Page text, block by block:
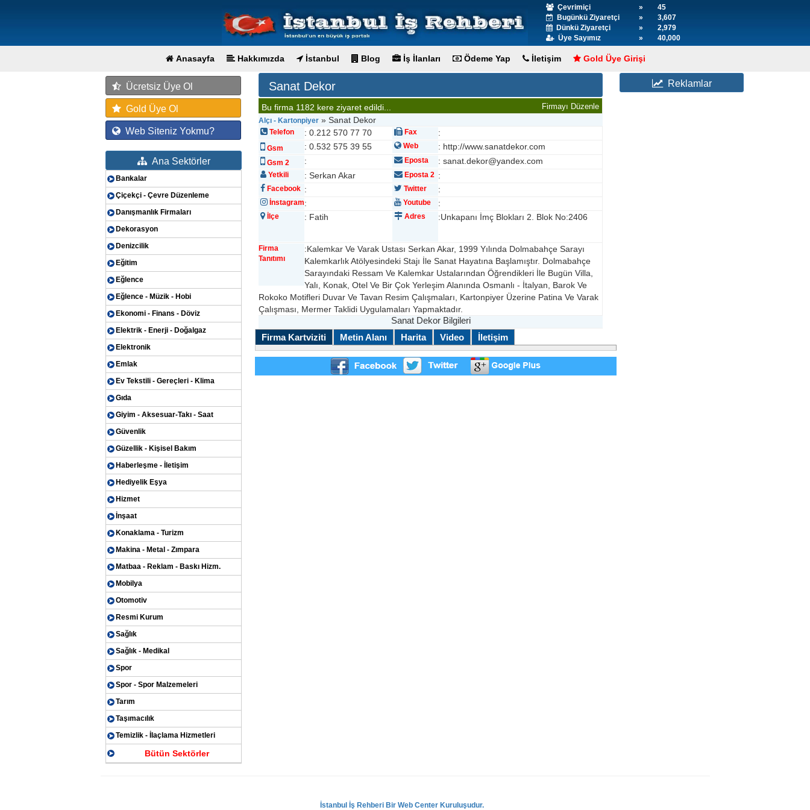
Çevrimiçi »
45
Bugünkü Ziyaretçi
»
3,607
Dünkü Ziyaretçi
»
2,979
Üye Sayımız
» 40,000
Anasayfa Hakkımızda İstanbul Blog İş İlanları Ödeme Yap İletişim Gold Üye Girişi
Ücretsiz Üye Ol
Gold Üye Ol
Web Siteniz Yokmu?
Ana Sektörler
Bankalar
Çiçekçi - Çevre Düzenleme
Danışmanlık Firmaları
Dekorasyon
Denizcilik
Eğitim
Eğlence
Eğlence - Müzik - Hobi
Ekonomi - Finans - Döviz
Elektrik - Enerji - Doğalgaz
Elektronik
Emlak
Ev Tekstili - Gereçleri - Klima
Gıda
Giyim - Aksesuar-Takı - Saat
Güvenlik
Güzellik - Kişisel Bakım
Haberleşme - İletişim
Hediyelik Eşya
Hizmet
İnşaat
Konaklama - Turizm
Makina - Metal - Zımpara
Matbaa - Reklam - Baskı Hizm.
Mobilya
Otomotiv
Resmi Kurum
Sağlık
Sağlık - Medikal
Spor
Spor - Spor Malzemeleri
Tarım
Taşımacılık
Temizlik - İlaçlama Hizmetleri
Bütün Sektörler
Sanat Dekor
Bu firma 1182 kere ziyaret edildi... Firmayı Düzenle
Alçı - Kartonpiyer » Sanat Dekor
Telefon : 0.212 570 77 70 Fax :
Gsm : 0.532 575 39 55 Web : http://www.sanatdekor.com
Gsm 2 : Eposta : sanat.dekor@yandex.com
Yetkili : Serkan Akar Eposta 2 :
Facebook : Twitter :
İnstagram: Youtube :
İlçe : Fatih Adres :Unkapanı İmç Blokları 2. Blok No:2406
Firma
Tanıtımı
:Kalemkar Ve Varak Ustası Serkan Akar, 1999 Yılında Dolmabahçe Sarayı
Kalemkarlık Atölyesindeki Stajı İle Sanat Hayatına Başlamıştır. Dolmabahçe
Sarayındaki Ressam Ve Kalemkar Ustalarından Öğrendikleri İle Bugün Villa,
Yalı, Konak, Otel Ve Bir Çok Yerleşim Alanında Osmanlı - İtalyan, Barok Ve
Rokoko Motifleri Duvar Ve Tavan Resim Çalışmaları, Kartonpiyer Üzerine Patina Ve Varak
Çalışması, Mermer Taklidi Uygulamaları Yapmaktadır.
Sanat Dekor Bilgileri
Firma Kartviziti
Metin Alanı Harita Video İletişim
Reklamlar
İstanbul İş Rehberi Bir Web Center Kuruluşudur.